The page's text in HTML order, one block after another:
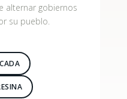
alternar gobiernos
su pueblo.